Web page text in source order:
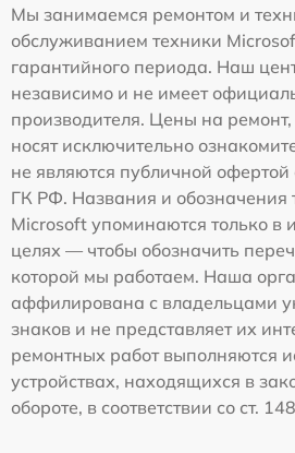
Мы занимаемся ремонтом и
обслуживанием техники
гарантийного периода. Наш
независимо и не имеет
производителя. Цены на
носят исключительно
не являются публичной офертой
ГК РФ. Названия и обозначения
Microsoft упоминаются только
целях — чтобы обозначить
которой мы работаем. Наша
аффилирована с владельцами
знаков и не представляет их
ремонтных работ выполняются
устройствах, находящихся в
обороте, в соответствии со ст.